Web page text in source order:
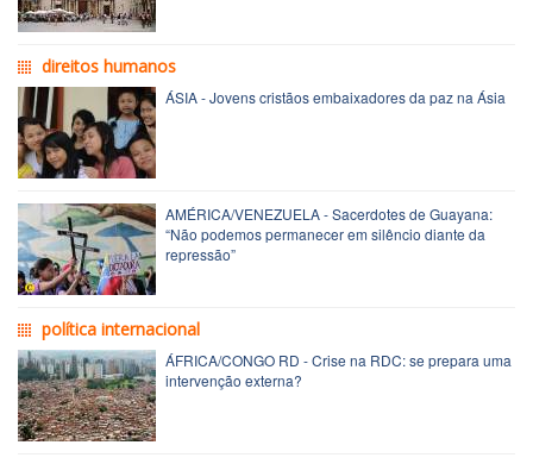
direitos humanos
ÁSIA - Jovens cristãos embaixadores da paz na Ásia
AMÉRICA/VENEZUELA - Sacerdotes de Guayana:
“Não podemos permanecer em silêncio diante da
repressão”
política internacional
ÁFRICA/CONGO RD - Crise na RDC: se prepara uma
intervenção externa?